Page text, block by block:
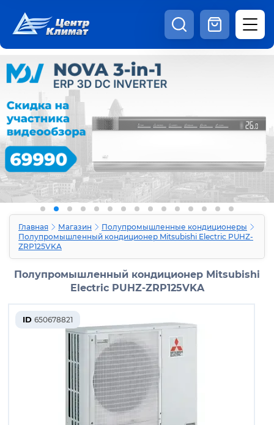
Каталог
Статьи
Наши работы Отзывы
Доставка и оплата Оферта
Контакты
8:00 - 20:00 Шоурум
Главная Магазин
Полупромышленные кондиционеры
Полупромышленный кондиционер Mitsubishi Electric PUHZ-
ZRP125VKA
Полупромышленный кондиционер Mitsubishi
Electric PUHZ-ZRP125VKA
ID 650678821